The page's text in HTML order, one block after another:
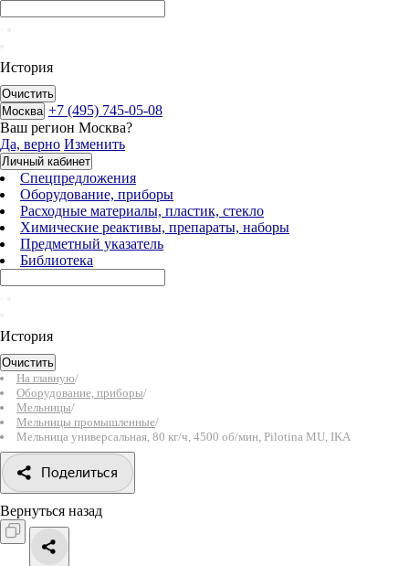
История
Очистить
Москва +7 (495) 745-05-08
Ваш регион Москва?
Да, верно Изменить
Личный кабинет
Спецпредложения
Оборудование, приборы
Расходные материалы, пластик, стекло
Химические реактивы, препараты, наборы
Предметный указатель
Библиотека
История
Очистить
На главную/
Оборудование, приборы/
Мельницы/
Мельницы промышленные/
Мельница универсальная, 80 кг/ч, 4500 об/мин, Pilotina MU, IKA
Поделиться
Вернуться назад